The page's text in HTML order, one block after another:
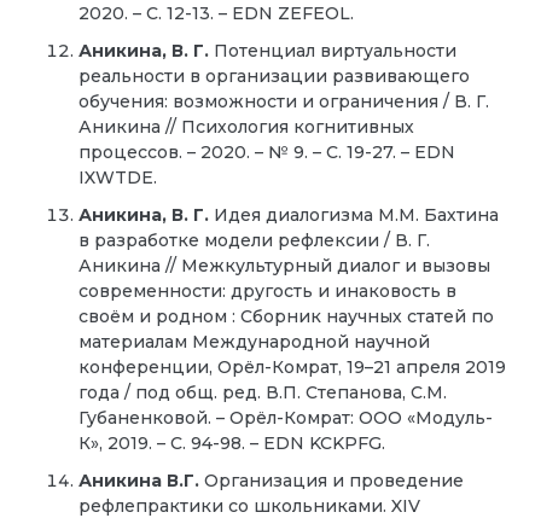
2020. – С. 12-13. – EDN ZEFEOL.
Аникина, В. Г. Потенциал виртуальности
реальности в организации развивающего
обучения: возможности и ограничения / В. Г.
Аникина // Психология когнитивных
процессов. – 2020. – № 9. – С. 19-27. – EDN
IXWTDE.
Аникина, В. Г. Идея диалогизма М.М. Бахтина
в разработке модели рефлексии / В. Г.
Аникина // Межкультурный диалог и вызовы
современности: другость и инаковость в
своём и родном : Сборник научных статей по
материалам Международной научной
конференции, Орёл-Комрат, 19–21 апреля 2019
года / под общ. ред. В.П. Степанова, С.М.
Губаненковой. – Орёл-Комрат: ООО «Модуль-
К», 2019. – С. 94-98. – EDN KCKPFG.
Аникина В.Г. Организация и проведение
рефлепрактики со школьниками. XIV